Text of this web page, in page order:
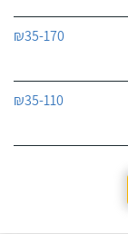
₪35-170
₪35-110